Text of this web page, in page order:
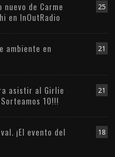
25
nuevo de Carme
en InOutRadio
21
ambiente en
21
asistir al Girlie
10!!!
18
¡El evento del